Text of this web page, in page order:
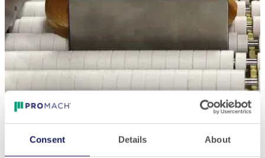
Consent Details About